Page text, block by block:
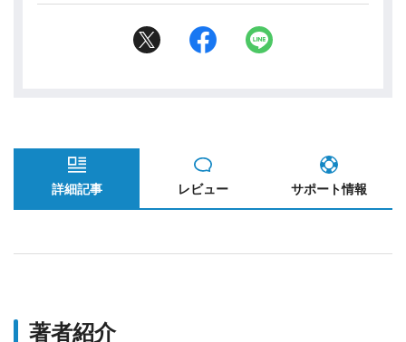
詳細記事 レビュー サポート情報
著者紹介